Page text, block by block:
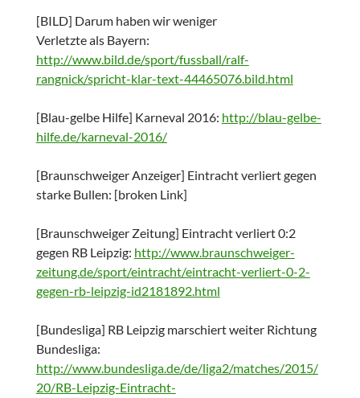
[BILD] Darum haben wir weniger
Verletzte als Bayern:
http://www.bild.de/sport/fussball/ralf-
rangnick/spricht-klar-text-44465076.bild.html
[Blau-gelbe Hilfe] Karneval 2016: http://blau-gelbe-
hilfe.de/karneval-2016/
[Braunschweiger Anzeiger] Eintracht verliert gegen
starke Bullen: [broken Link]
[Braunschweiger Zeitung] Eintracht verliert 0:2
gegen RB Leipzig: http://www.braunschweiger-
zeitung.de/sport/eintracht/eintracht-verliert-0-2-
gegen-rb-leipzig-id2181892.html
[Bundesliga] RB Leipzig marschiert weiter Richtung
Bundesliga:
http://www.bundesliga.de/de/liga2/matches/2015/
20/RB-Leipzig-Eintracht-